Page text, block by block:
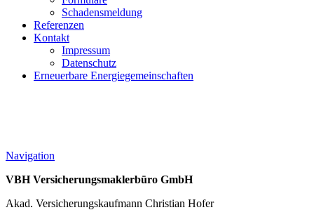
Schadensmeldung
Referenzen
Kontakt
Impressum
Datenschutz
Erneuerbare Energiegemeinschaften
Navigation
VBH Versicherungsmaklerbüro GmbH
Akad. Versicherungskaufmann Christian Hofer